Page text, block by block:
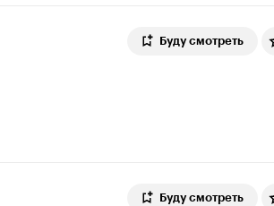
Буду смотреть
Буду смотреть